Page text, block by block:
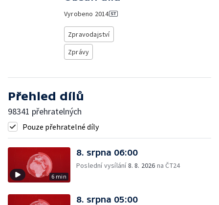
Vyrobeno 2014
Zpravodajství
Zprávy
Přehled dílů
98341 přehratelných
Pouze přehratelné díly
6 min
8. srpna 06:00
Poslední vysílání8. 8. 2026 na ČT24
8. srpna 05:00